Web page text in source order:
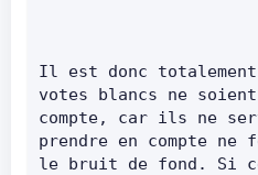
Il est donc
votes blancs ne
compte, car ils ne
prendre en compte ne
le bruit de fond. Si